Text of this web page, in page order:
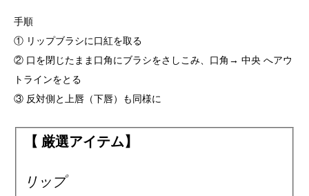
手順
① リップブラシに口紅を取る
② 口を閉じたまま口角にブラシをさしこみ、口角→ 中央 へアウ
トラインをとる
③ 反対側と上唇（下唇）も同様に
【 厳選アイテム】
リップ